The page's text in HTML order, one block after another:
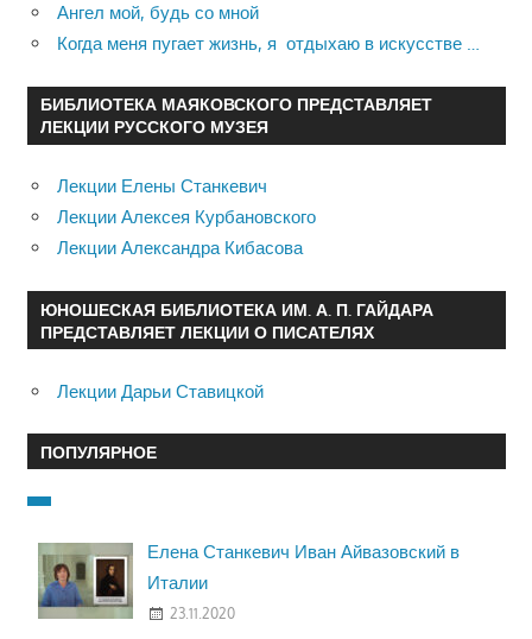
Ангел мой, будь со мной
Когда меня пугает жизнь, я отдыхаю в искусстве …
БИБЛИОТЕКА МАЯКОВСКОГО ПРЕДСТАВЛЯЕТ
ЛЕКЦИИ РУССКОГО МУЗЕЯ
Лекции Елены Станкевич
Лекции Алексея Курбановского
Лекции Александра Кибасова
ЮНОШЕСКАЯ БИБЛИОТЕКА ИМ. А. П. ГАЙДАРА
ПРЕДСТАВЛЯЕТ ЛЕКЦИИ О ПИСАТЕЛЯХ
Лекции Дарьи Ставицкой
ПОПУЛЯРНОЕ
Елена Станкевич Иван Айвазовский в
Италии
23.11.2020